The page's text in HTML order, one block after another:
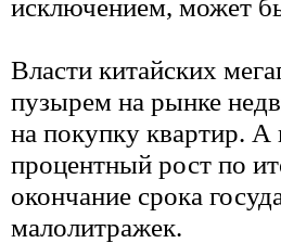
исключением, может
Власти китайских
пузырем на рынке
на покупку квартир.
процентный рост по
окончание срока
малолитражек.